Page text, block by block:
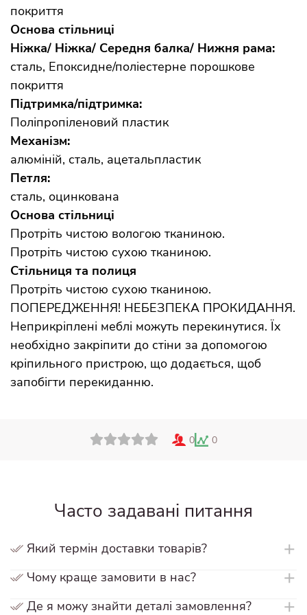
покриття
Основа стільниці
Ніжка/ Ніжка/ Середня балка/ Нижня рама:
сталь, Епоксидне/поліестерне порошкове
покриття
Підтримка/підтримка:
Поліпропіленовий пластик
Механізм:
алюміній, сталь, ацетальпластик
Петля:
сталь, оцинкована
Основа стільниці
Протріть чистою вологою тканиною.
Протріть чистою сухою тканиною.
Стільниця та полиця
Протріть чистою сухою тканиною.
ПОПЕРЕДЖЕННЯ! НЕБЕЗПЕКА ПРОКИДАННЯ.
Неприкріплені меблі можуть перекинутися. Їх
необхідно закріпити до стіни за допомогою
кріпильного пристрою, що додається, щоб
запобігти перекиданню.
0 0
Часто задавані питання
Який термін доставки товарів?
днів.
Чому краще замовити в нас?
Де я можу знайти деталі замовлення?